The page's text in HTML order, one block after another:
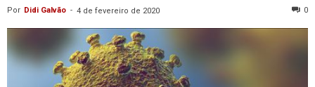
Por Didi Galvão - 4 de fevereiro de 2020 0